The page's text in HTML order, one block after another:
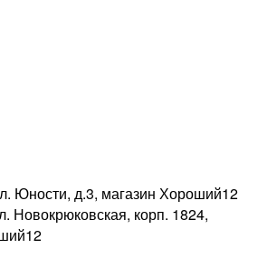
Юности, д.3, магазин Хороший12
Новокрюковская, корп. 1824,
12